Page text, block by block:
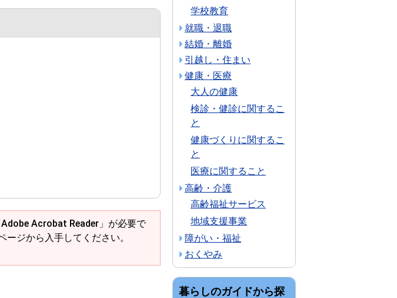
Acrobat Reader」が必要で
ジから入手してください。
学校教育
就職・退職
結婚・離婚
引越し・住まい
健康・医療
大人の健康
検診・健診に関するこ
と
健康づくりに関するこ
と
医療に関すること
高齢・介護
高齢福祉サービス
地域支援事業
障がい・福祉
おくやみ
暮らしのガイドから探